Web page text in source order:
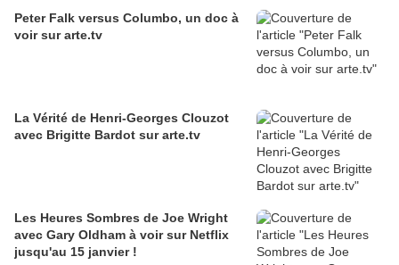
Peter Falk versus Columbo, un doc à
voir sur arte.tv
La Vérité de Henri-Georges Clouzot
avec Brigitte Bardot sur arte.tv
Les Heures Sombres de Joe Wright
avec Gary Oldham à voir sur Netflix
jusqu'au 15 janvier !